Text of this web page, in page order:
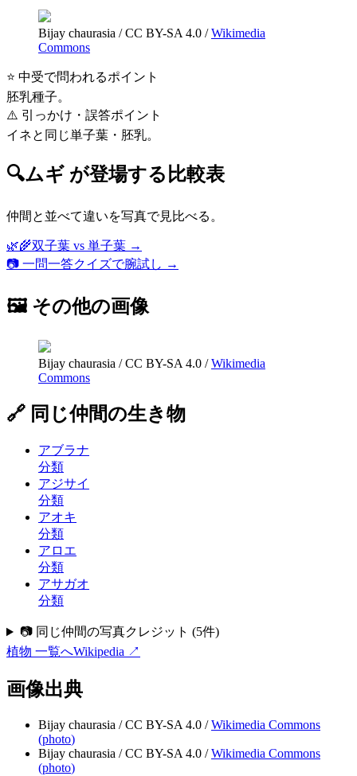
Bijay chaurasia /CC BY-SA 4.0 / Wikimedia
Commons
⭐ 中受で問われるポイント
胚乳種子。
⚠️ 引っかけ・誤答ポイント
イネと同じ単子葉・胚乳。
🔍ムギ が登場する比較表
仲間と並べて違いを写真で見比べる。
🌿🌾双子葉 vs 単子葉 →
📷 一問一答クイズで腕試し →
🖼 その他の画像
Bijay chaurasia /CC BY-SA 4.0 / Wikimedia
Commons
🔗 同じ仲間の生き物
アブラナ
分類
アジサイ
分類
アオキ
分類
アロエ
分類
アサガオ
分類
📷 同じ仲間の写真クレジット (5件)
植物 一覧へWikipedia ↗
画像出典
Bijay chaurasia /CC BY-SA 4.0 / Wikimedia Commons
(photo)
Bijay chaurasia /CC BY-SA 4.0 / Wikimedia Commons
(photo)